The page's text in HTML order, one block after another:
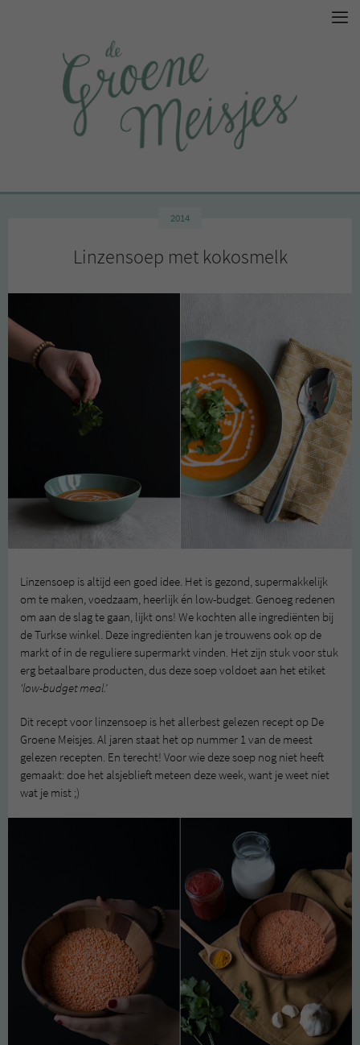
2014
Linzensoep met kokosmelk
Linzensoep is altijd een goed idee. Het is gezond, supermakkelijk
om te maken, voedzaam, heerlijk én low-budget. Genoeg redenen
om aan de slag te gaan, lijkt ons! We kochten alle ingrediënten bij
de Turkse winkel. Deze ingrediënten kan je trouwens ook op de
markt of in de reguliere supermarkt vinden. Het zijn stuk voor stuk
erg betaalbare producten, dus deze soep voldoet aan het etiket
‘low-budget meal.’
Dit recept voor linzensoep is het allerbest gelezen recept op De
Groene Meisjes. Al jaren staat het op nummer 1 van de meest
gelezen recepten. En terecht! Voor wie deze soep nog niet heeft
gemaakt: doe het alsjeblieft meteen deze week, want je weet niet
wat je mist ;)